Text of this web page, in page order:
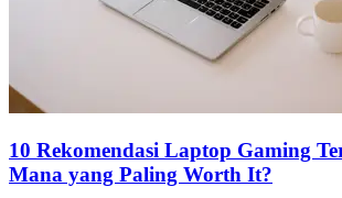
10 Rekomendasi Laptop Gaming
Mana yang Paling Worth It?